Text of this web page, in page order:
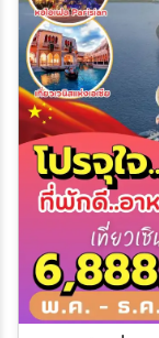
04 ก.ย. 69 - 06 ก.ย
06 ก.ย. 69 - 08 ก.ย
08 ก.ย. 69 - 10 ก.ย
10 ก.ย. 69 - 12 ก.ย
12 ก.ย. 69 - 14 ก.ย
14 ก.ย. 69 - 16 ก.ย
16 ก.ย. 69 - 18 ก.ย
19 ก.ย. 69 - 21 ก.ย
21 ก.ย. 69 - 23 ก.ย
12 ต.ค. 69 - 14 ต.
14 ต.ค. 69 - 16 ต.ค.
16 ต.ค. 69 - 18 ต.ค
18 ต.ค. 69 - 20 ต.ค
25 ต.ค. 69 - 27 ต.ค